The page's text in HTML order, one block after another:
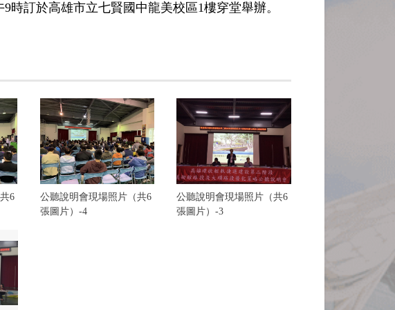
時訂於高雄市立七賢國中龍美校區1樓穿堂舉辦。
6
公聽說明會現場照片（共6
張圖片）-4
公聽說明會現場照片（共6
張圖片）-3